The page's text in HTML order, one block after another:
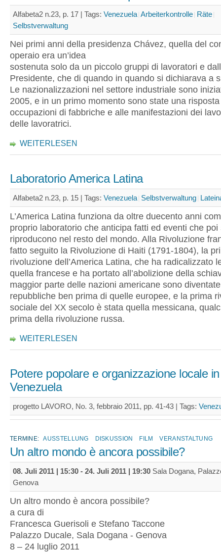
Alfabeta2 n.23, p. 17 | Tags: Venezuela Arbeiterkontrolle Räte
Selbstverwaltung
Nei primi anni della presidenza Chávez, quella del
operaio era un’idea
sostenuta solo da un piccolo gruppi di lavoratori e
Presidente, che di quando in quando si dichiarava a
Le nazionalizzazioni nel settore industriale sono
2005, e in un primo momento sono state una
occupazioni di fabbriche e alle manifestazioni dei
delle lavoratrici.
WEITERLESEN
Laboratorio America Latina
Alfabeta2 n.23, p. 15 | Tags: Venezuela Selbstverwaltung
L’America Latina funziona da oltre duecento anni
proprio laboratorio che anticipa fatti ed eventi che poi
riproducono nel resto del mondo. Alla Rivoluzione
fatto seguito la Rivoluzione di Haiti (1791-1804), la
rivoluzione dell’America Latina, che ha radicalizzato
quella francese e ha portato all’abolizione della
maggior parte delle nazioni americane sono
repubbliche ben prima di quelle europee, e la prima
sociale del XX secolo è stata quella messicana,
prima della rivoluzione russa.
WEITERLESEN
Potere popolare e organizzazione locale in
Venezuela
progetto LAVORO, No. 3, febbraio 2011, pp. 41-43 | Tags:
TERMINE: AUSSTELLUNG DISKUSSION FILM VERANSTALTUNG
Un altro mondo è ancora possibile?
08. Juli 2011 | 15:30 - 24. Juli 2011 | 19:30 Sala Dogana,
Genova
Un altro mondo è ancora possibile?
a cura di
Francesca Guerisoli e Stefano Taccone
Palazzo Ducale, Sala Dogana - Genova
8 – 24 luglio 2011